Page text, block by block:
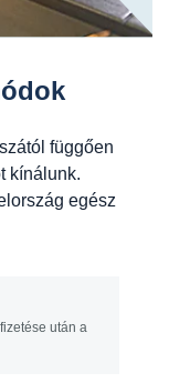
függően
kínálunk.
egész
után a